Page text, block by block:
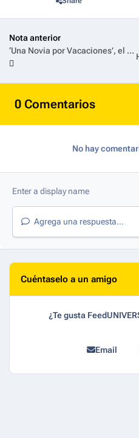
Nota anterior
‘Una Novia por Vacaciones’, el éxito vertical de atresplayer, estrena su segunda temporada el 25 de junio
0 Comentarios
No hay
Agrega una respuesta...
Cuéntaselo a un amigo
¿Te gusta
Email